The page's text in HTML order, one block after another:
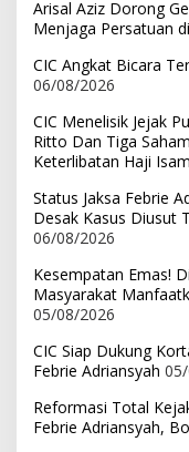
Arisal Aziz Dorong
Menjaga Persatuan
CIC Angkat Bicara
06/08/2026
CIC Menelisik Jejak
Ritto Dan Tiga
Keterlibatan Haji Isam
Status Jaksa Febrie
Desak Kasus Diusut
06/08/2026
Kesempatan Emas!
Masyarakat
05/08/2026
CIC Siap Dukung
Febrie Adriansyah
Reformasi Total
Febrie Adriansyah,